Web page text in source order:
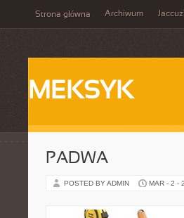
Strona główna Archiwum Jaccuzi
MEKSYK
PADWA
POSTED BY ADMIN MAR - 2 -